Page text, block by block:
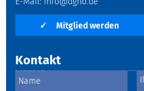
E-Mail: info@dgho.de
✓ Mitglied werden
Kontakt